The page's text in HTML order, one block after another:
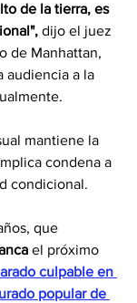
de la tierra, es
dijo el juez
de Manhattan,
audiencia a la
mantiene la
condena a
condicional.
que
el próximo
culpable en
popular de